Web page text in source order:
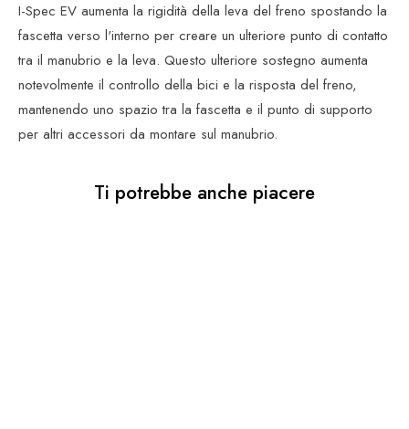
I-Spec EV aumenta la rigidità della leva del freno spostando la
fascetta verso l'interno per creare un ulteriore punto di contatto
tra il manubrio e la leva. Questo ulteriore sostegno aumenta
notevolmente il controllo della bici e la risposta del freno,
mantenendo uno spazio tra la fascetta e il punto di supporto
per altri accessori da montare sul manubrio.
Ti potrebbe anche piacere